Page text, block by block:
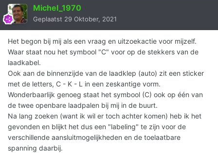
Michel_1970
Geplaatst 29 Oktober, 2021
Het begon bij mij als een vraag en uitzoekactie voor mijzelf.
Waar staat nou het symbool "C" voor op de stekkers van de
laadkabel.
Ook aan de binnenzijde van de laadklep (auto) zit een sticker
met de letters, C - K - L in een zeskantige vorm.
Wonderbaarlijk genoeg staat het symbool (C) ook op één van
de twee openbare laadpalen bij mij in de buurt.
Na lang zoeken (want ik wil er toch achter komen) heb ik het
gevonden en blijkt het dus een "labeling" te zijn voor de
verschillende aansluitmogelijkheden en de toelaatbare
spanning daarbij.